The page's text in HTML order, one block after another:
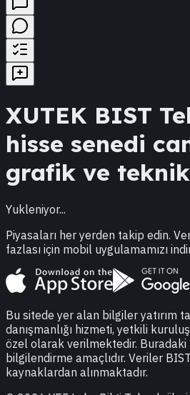
XUTEK BIST
hisse senedi
grafik ve
Yukleniyor...
Piyasaları her yerden takip edin.
fazlası için mobil uygulamamızı
Bu sitede yer alan bilgiler yatırım
danışmanlığı hizmeti, yetkili
özel olarak verilmektedir. Buradaki
bilgilendirme amaçlıdır. Veriler
kaynaklardan alınmaktadır.